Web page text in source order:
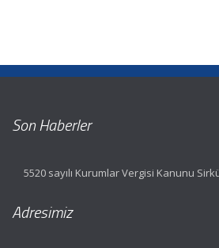
Son Haberler
5520 sayılı Kurumlar Vergisi Kanunu
Adresimiz